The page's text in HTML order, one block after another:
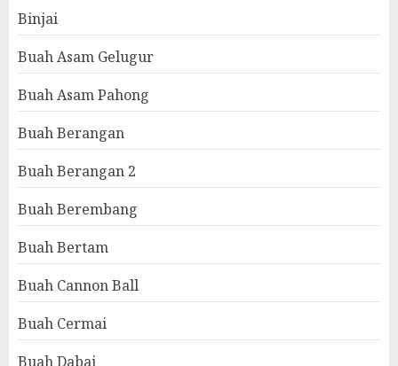
Binjai
Buah Asam Gelugur
Buah Asam Pahong
Buah Berangan
Buah Berangan 2
Buah Berembang
Buah Bertam
Buah Cannon Ball
Buah Cermai
Buah Dabai